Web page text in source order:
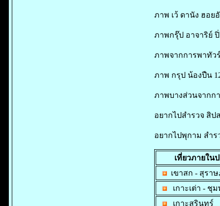
ภาพ เว้ ดานัง ฮอ
ภาพกรุ๊ป อาจาริย์ ปิ่
ภาพจากการพาทัว
ภาพ กรุป น้องปืน
ภาพบางส่วนจากก
อยากไปสำรวจ สิป
อยากไปพุกาม สำร
เที่ยวภายใน
เขาสก - สุรา
เกาะเต่า - ชุ
เกาะสุรินทร